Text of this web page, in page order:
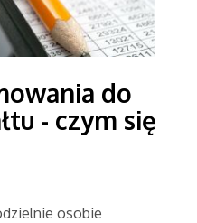
do
- czym się
osobie